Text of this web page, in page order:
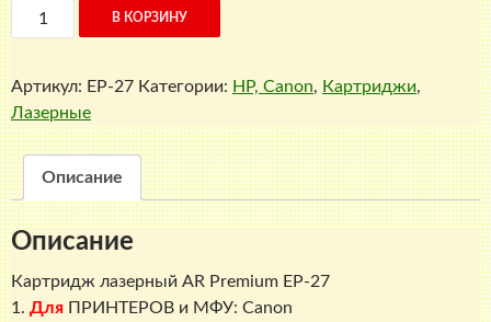
Количество
товара
Картридж
лазерный
AR
Premium
EP-
27
В КОРЗИНУ
Артикул: EP-27 Категории: HP, Canon, Картриджи,
Лазерные
Описание
Описание
Картридж лазерный AR Premium EP-27
1. Для ПРИНТЕРОВ и МФУ: Canon